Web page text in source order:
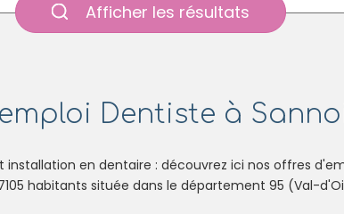
Afficher les résultats
Dentiste à
en dentaire : découvrez ici nos offres
habitants située dans le département 95 (Val-